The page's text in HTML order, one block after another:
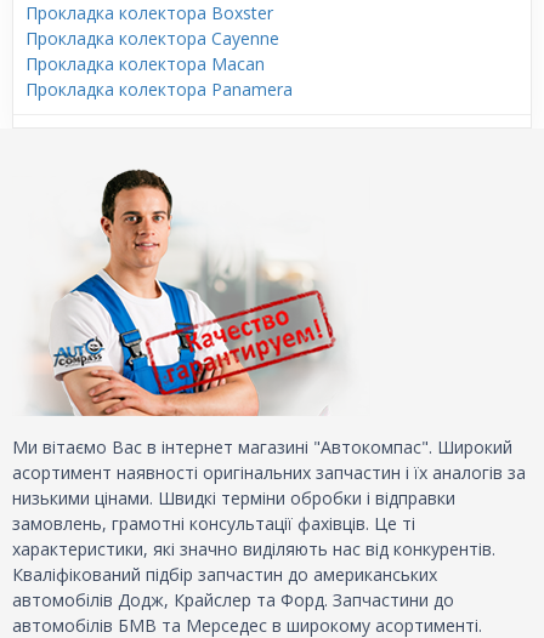
Прокладка колектора Boxster
Прокладка колектора Cayenne
Прокладка колектора Macan
Прокладка колектора Panamera
Ми вітаємо Вас в інтернет магазині "Автокомпас". Широкий
асортимент наявності оригінальних запчастин і їх аналогів за
низькими цінами. Швидкі терміни обробки і відправки
замовлень, грамотні консультації фахівців. Це ті
характеристики, які значно виділяють нас від конкурентів.
Кваліфікований підбір запчастин до американських
автомобілів Додж, Крайслер та Форд. Запчастини до
автомобілів БМВ та Мерседес в широкому асортименті.